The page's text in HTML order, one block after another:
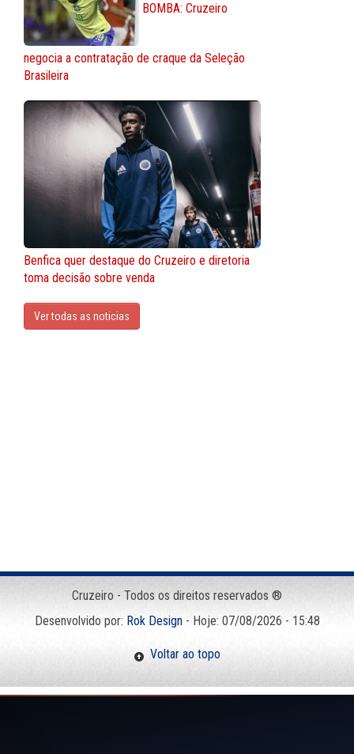
BOMBA: Cruzeiro
negocia a contratação de craque da Seleção
Brasileira
Benfica quer destaque do Cruzeiro e diretoria
toma decisão sobre venda
Ver todas as noticias
Cruzeiro - Todos os direitos reservados ®
Desenvolvido por: Rok Design- Hoje: 07/08/2026 - 15:48
Voltar ao topo